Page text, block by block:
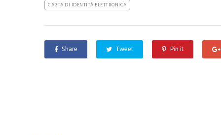
CARTA DI IDENTITÀ ELETTRONICA
Share Tweet Pin it